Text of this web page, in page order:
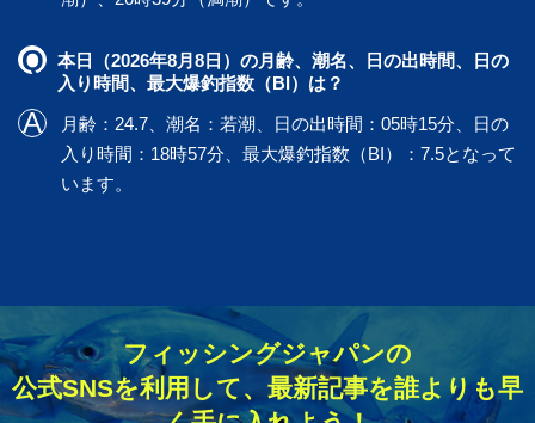
本日（2026年8月8日）の月齢、潮名、日の出時間、日の
入り時間、最大爆釣指数（BI）は？
月齢：24.7、潮名：若潮、日の出時間：05時15分、日の
入り時間：18時57分、最大爆釣指数（BI）：7.5となって
います。
フィッシングジャパンの
公式SNSを利用して、最新記事を誰よりも早